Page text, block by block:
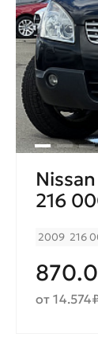
216
2009 216
от